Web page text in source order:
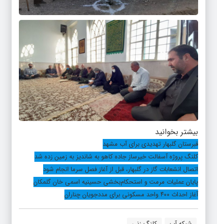
بیشتر بخوانید
قبرستان گلبهار تهدیدی برای آب مشهد
کلنگ پروژه آسفالت خیرساز جاده کاهو به شاندیز به زمین زده شد
اتصال انشعابات گاز در گلبهار، قبل از آغاز فصل سرما انجام شود
پایان عملیات مرمت و استحکام‌بخشی حسینیه اسمی خان گلمکان
آغاز احداث ۴۰۰ واحد مسکونی برای مددجویان چناران